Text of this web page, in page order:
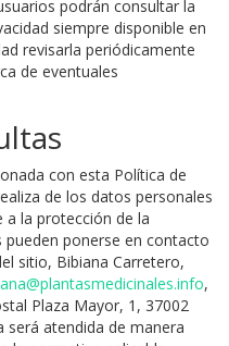
podrán consultar la
siempre disponible en
revisarla periódicamente
de eventuales
con esta Política de
de los datos personales
la protección de la
ponerse en contacto
sitio, Bibiana Carretero,
,
Plaza Mayor, 1, 37002
será atendida de manera